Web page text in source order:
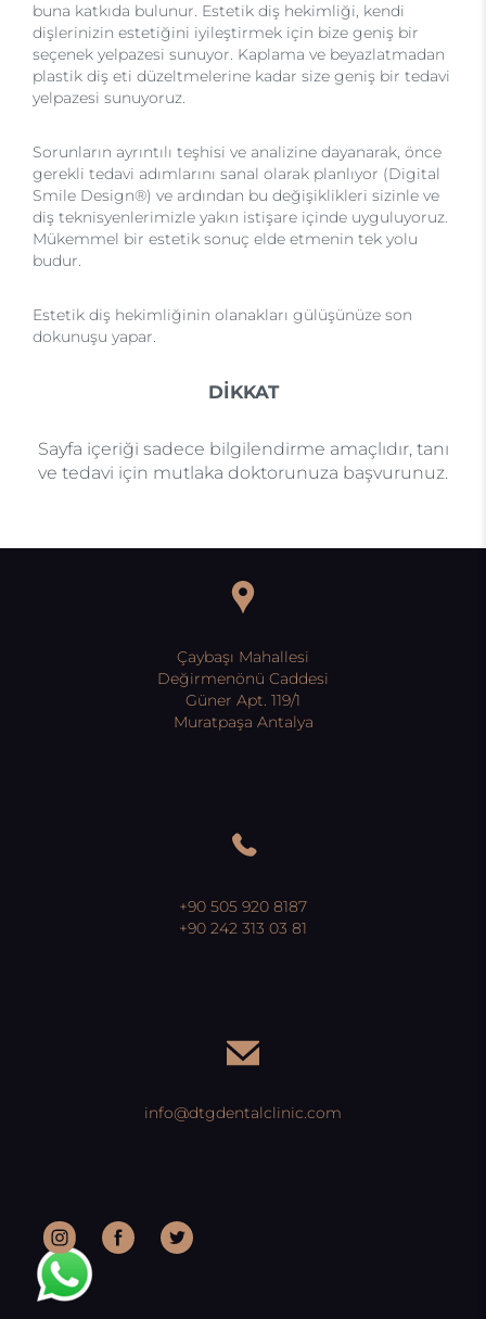
buna katkıda bulunur. Estetik diş hekimliği, kendi
dişlerinizin estetiğini iyileştirmek için bize geniş bir
seçenek yelpazesi sunuyor. Kaplama ve beyazlatmadan
plastik diş eti düzeltmelerine kadar size geniş bir tedavi
yelpazesi sunuyoruz.
Sorunların ayrıntılı teşhisi ve analizine dayanarak, önce
gerekli tedavi adımlarını sanal olarak planlıyor (Digital
Smile Design®) ve ardından bu değişiklikleri sizinle ve
diş teknisyenlerimizle yakın istişare içinde uyguluyoruz.
Mükemmel bir estetik sonuç elde etmenin tek yolu
budur.
Estetik diş hekimliğinin olanakları gülüşünüze son
dokunuşu yapar.
DİKKAT
Sayfa içeriği sadece bilgilendirme amaçlıdır, tanı
ve tedavi için mutlaka doktorunuza başvurunuz.
Çaybaşı Mahallesi
Değirmenönü Caddesi
Güner Apt. 119/1
Muratpaşa Antalya
+90 505 920 8187
+90 242 313 03 81
info@dtgdentalclinic.com